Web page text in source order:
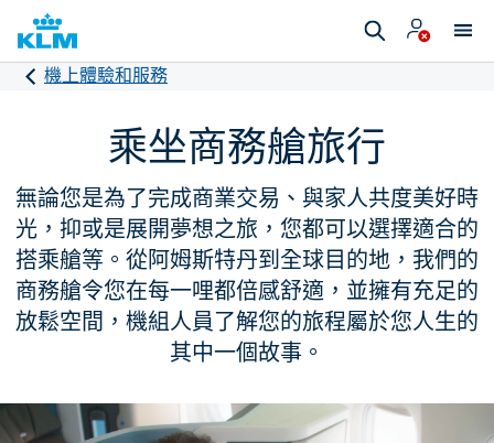
機上體驗和服務
乘坐商務艙旅行
無論您是為了完成商業交易、與家人共度美好時
光，抑或是展開夢想之旅，您都可以選擇適合的
搭乘艙等。從阿姆斯特丹到全球目的地，我們的
商務艙令您在每一哩都倍感舒適，並擁有充足的
放鬆空間，機組人員了解您的旅程屬於您人生的
其中一個故事。